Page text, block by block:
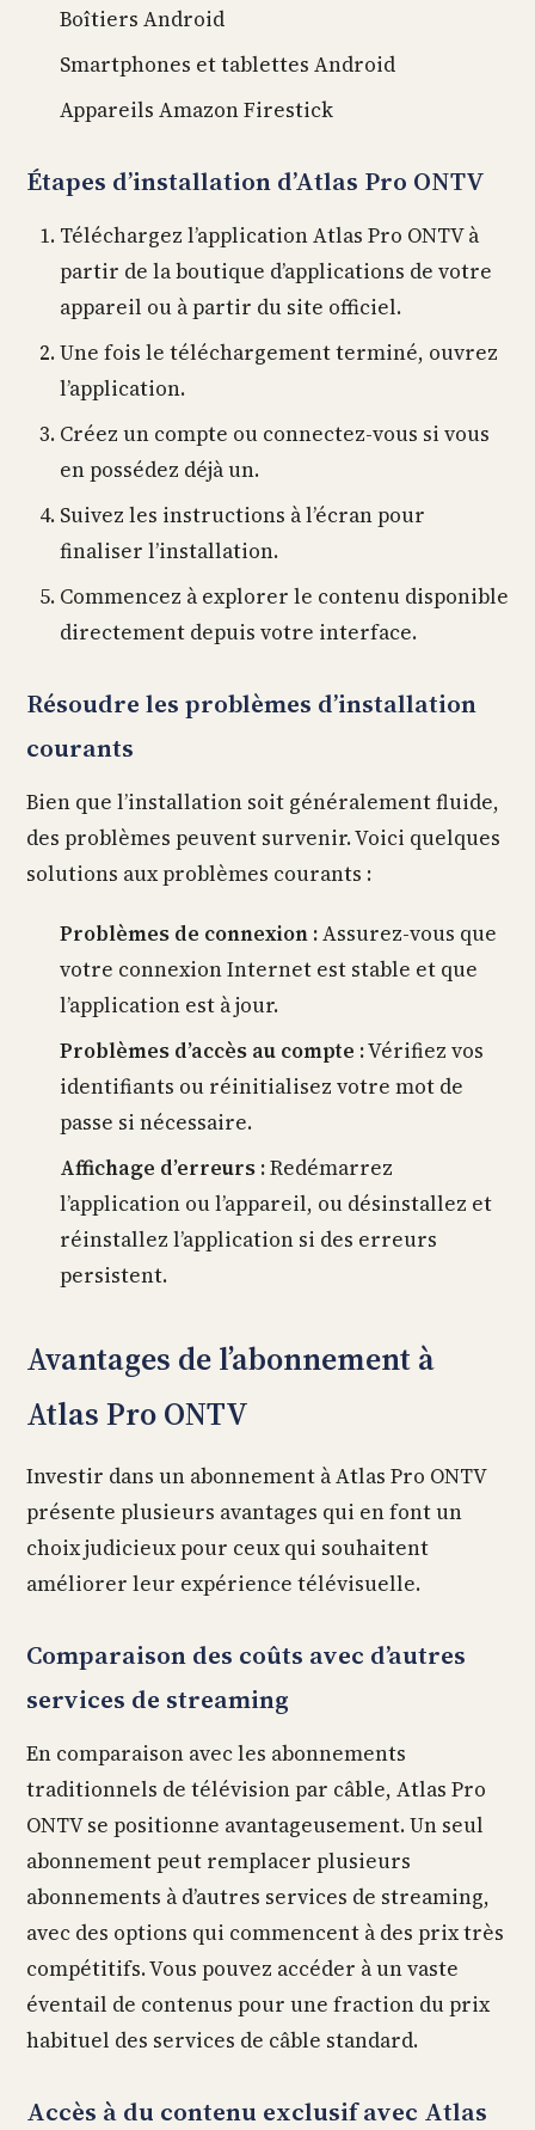
Boîtiers Android
Smartphones et tablettes Android
Appareils Amazon Firestick
Étapes d’installation d’Atlas Pro ONTV
Téléchargez l’application Atlas Pro ONTV à
partir de la boutique d’applications de votre
appareil ou à partir du site officiel.
Une fois le téléchargement terminé, ouvrez
l’application.
Créez un compte ou connectez-vous si vous
en possédez déjà un.
Suivez les instructions à l’écran pour
finaliser l’installation.
Commencez à explorer le contenu disponible
directement depuis votre interface.
Résoudre les problèmes d’installation
courants
Bien que l’installation soit généralement fluide,
des problèmes peuvent survenir. Voici quelques
solutions aux problèmes courants :
Problèmes de connexion :Assurez-vous que
votre connexion Internet est stable et que
l’application est à jour.
Problèmes d’accès au compte :Vérifiez vos
identifiants ou réinitialisez votre mot de
passe si nécessaire.
Affichage d’erreurs :Redémarrez
l’application ou l’appareil, ou désinstallez et
réinstallez l’application si des erreurs
persistent.
Avantages de l’abonnement à
Atlas Pro ONTV
Investir dans un abonnement à Atlas Pro ONTV
présente plusieurs avantages qui en font un
choix judicieux pour ceux qui souhaitent
améliorer leur expérience télévisuelle.
Comparaison des coûts avec d’autres
services de streaming
En comparaison avec les abonnements
traditionnels de télévision par câble, Atlas Pro
ONTV se positionne avantageusement. Un seul
abonnement peut remplacer plusieurs
abonnements à d’autres services de streaming,
avec des options qui commencent à des prix très
compétitifs. Vous pouvez accéder à un vaste
éventail de contenus pour une fraction du prix
habituel des services de câble standard.
Accès à du contenu exclusif avec Atlas